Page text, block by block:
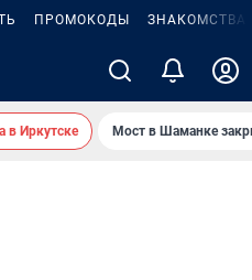
ПРОМОКОДЫ ЗНАКОМСТВА
в Иркутске Мост в Шаманке